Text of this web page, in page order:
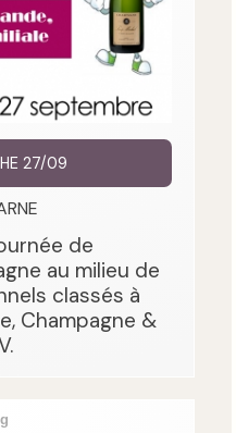
27/09
de
au milieu de
classés à
Champagne &